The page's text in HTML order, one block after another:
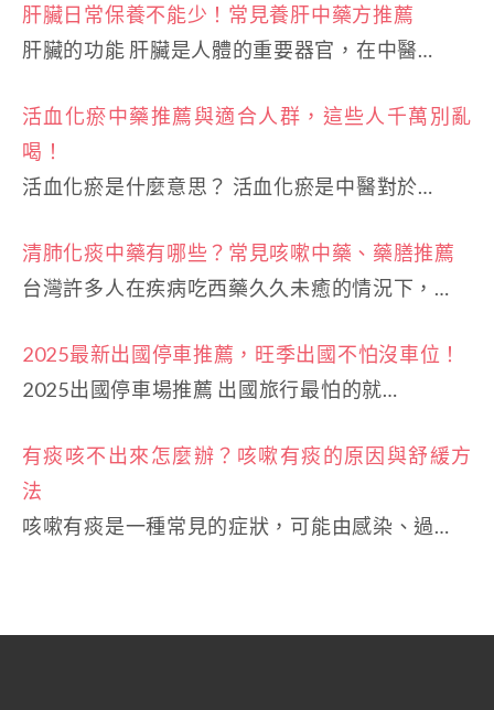
肝臟日常保養不能少！常見養肝中藥方推薦
肝臟的功能 肝臟是人體的重要器官，在中醫…
活血化瘀中藥推薦與適合人群，這些人千萬別亂
喝！
活血化瘀是什麼意思？ 活血化瘀是中醫對於…
清肺化痰中藥有哪些？常見咳嗽中藥、藥膳推薦
台灣許多人在疾病吃西藥久久未癒的情況下，…
2025最新出國停車推薦，旺季出國不怕沒車位！
2025出國停車場推薦 出國旅行最怕的就…
有痰咳不出來怎麼辦？咳嗽有痰的原因與舒緩方
法
咳嗽有痰是一種常見的症狀，可能由感染、過…